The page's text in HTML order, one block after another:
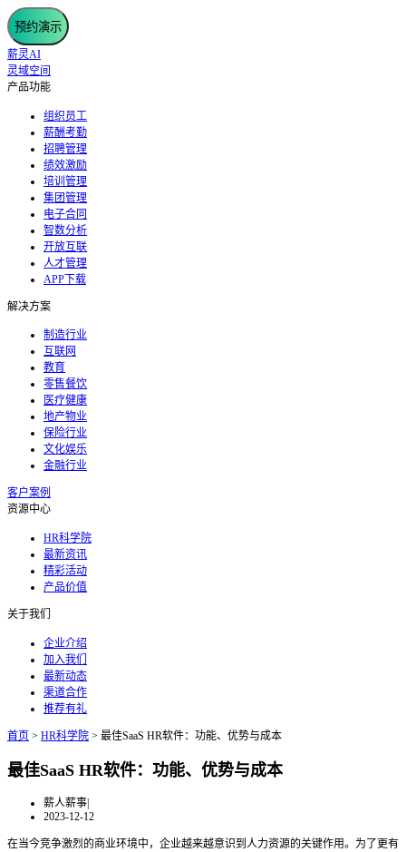
预约演示
薪灵AI
灵域空间
产品功能
组织员工
薪酬考勤
招聘管理
绩效激励
培训管理
集团管理
电子合同
智数分析
开放互联
人才管理
APP下载
解决方案
制造行业
互联网
教育
零售餐饮
医疗健康
地产物业
保险行业
文化娱乐
金融行业
客户案例
资源中心
HR科学院
最新资讯
精彩活动
产品价值
关于我们
企业介绍
加入我们
最新动态
渠道合作
推荐有礼
首页 > HR科学院 > 最佳SaaS HR软件：功能、优势与成本
最佳SaaS HR软件：功能、优势与成本
薪人薪事|
2023-12-12
在当今竞争激烈的商业环境中，企业越来越意识到人力资源的关键作用。为了更有